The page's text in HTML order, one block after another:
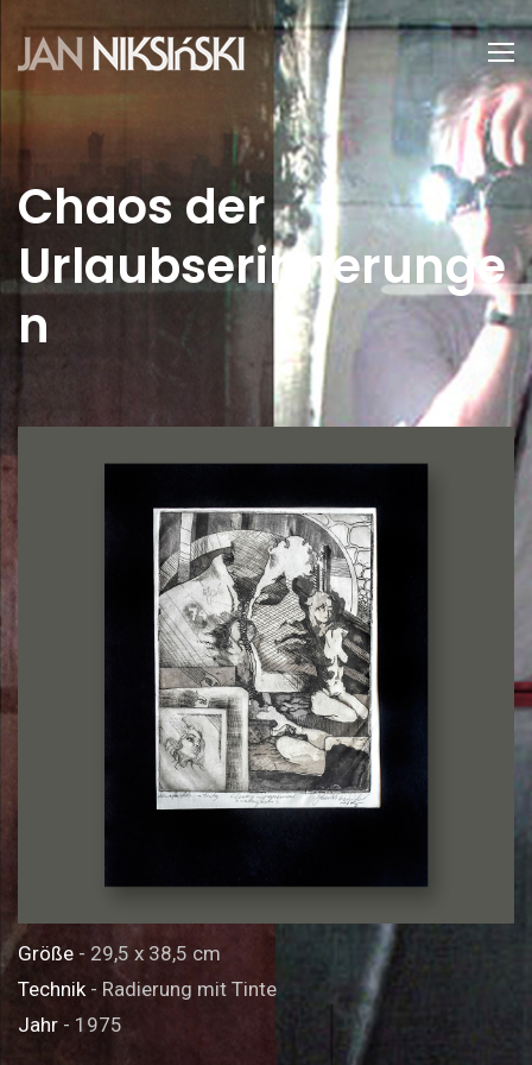
Chaos der
Urlaubserinnerunge
n
Größe - 29,5 x 38,5 cm
Technik- Radierung mit Tinte
Jahr - 1975